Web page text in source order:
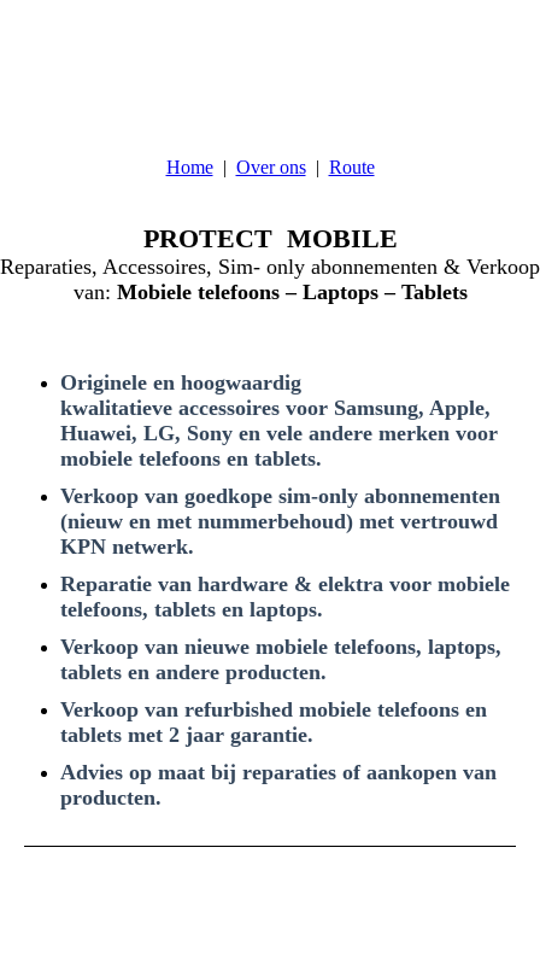
Home Over ons Route
PROTECT MOBILE
Reparaties, Accessoires, Sim- only abonnementen & Verkoop
van: Mobiele telefoons – Laptops – Tablets
Originele en hoogwaardig
kwalitatieve accessoires voor Samsung, Apple,
Huawei, LG, Sony en vele andere merken voor
mobiele telefoons en tablets.
Verkoop van goedkope sim-only abonnementen
(nieuw en met nummerbehoud) met vertrouwd
KPN netwerk.
Reparatie van hardware & elektra voor mobiele
telefoons, tablets en laptops.
Verkoop van nieuwe mobiele telefoons, laptops,
tablets en andere producten.
Verkoop van refurbished mobiele telefoons en
tablets met 2 jaar garantie.
Advies op maat bij reparaties of aankopen van
producten.